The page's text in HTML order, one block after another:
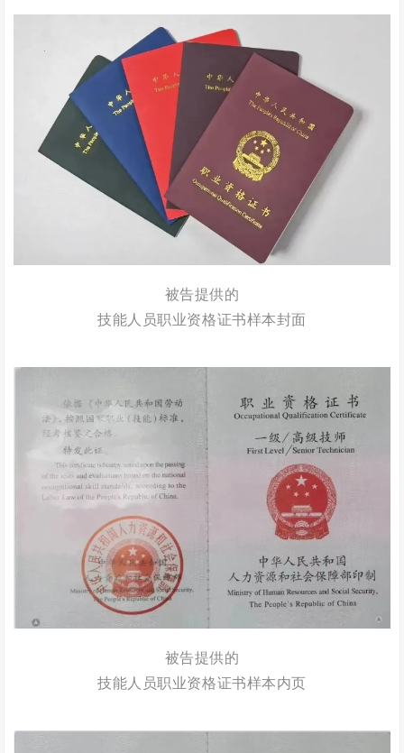
被告提供的
技能人员职业资格证书样本封面
被告提供的
技能人员职业资格证书样本内页